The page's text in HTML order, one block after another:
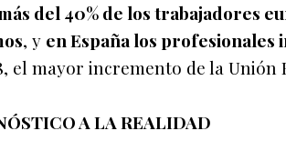
del 40% de los trabajadores
, y en España los profesionales
el mayor incremento de la Unión
A LA REALIDAD